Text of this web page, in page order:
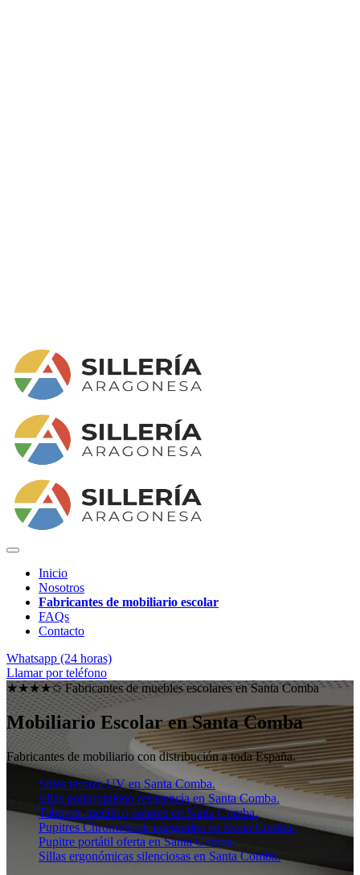
Inicio
Nosotros
Fabricantes de mobiliario escolar
FAQs
Contacto
Whatsapp (24 horas)
Llamar por teléfono
★★★★✩ Fabricantes de muebles escolares enSanta Comba
Mobiliario Escolar en Santa Comba
Fabricantes de mobiliario con distribución a toda España.
Sillas terraza UV en Santa Comba.
sillas polipropileno resistencia en Santa Comba.
Taburete metálico colores en Santa Comba.
Pupitres Chromebook integrados en Santa Comba.
Pupitre portátil oferta en Santa Comba.
Sillas ergonómicas silenciosas en Santa Comba.